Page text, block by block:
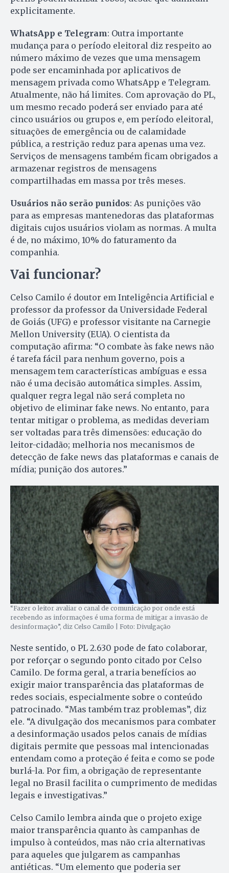
explicitamente.
WhatsApp e Telegram: Outra importante
mudança para o período eleitoral diz respeito ao
número máximo de vezes que uma mensagem
pode ser encaminhada por aplicativos de
mensagem privada como WhatsApp e Telegram.
Atualmente, não há limites. Com aprovação do PL,
um mesmo recado poderá ser enviado para até
cinco usuários ou grupos e, em período eleitoral,
situações de emergência ou de calamidade
pública, a restrição reduz para apenas uma vez.
Serviços de mensagens também ficam obrigados a
armazenar registros de mensagens
compartilhadas em massa por três meses.
Usuários não serão punidos: As punições vão
para as empresas mantenedoras das plataformas
digitais cujos usuários violam as normas. A multa
é de, no máximo, 10% do faturamento da
companhia.
Vai funcionar?
Celso Camilo é doutor em Inteligência Artificial e
professor da professor da Universidade Federal
de Goiás (UFG) e professor visitante na Carnegie
Mellon University (EUA). O cientista da
computação afirma: “O combate às fake news não
é tarefa fácil para nenhum governo, pois a
mensagem tem características ambíguas e essa
não é uma decisão automática simples. Assim,
qualquer regra legal não será completa no
objetivo de eliminar fake news. No entanto, para
tentar mitigar o problema, as medidas deveriam
ser voltadas para três dimensões: educação do
leitor-cidadão; melhoria nos mecanismos de
detecção de fake news das plataformas e canais de
mídia; punição dos autores.”
“Fazer o leitor avaliar o canal de comunicação por onde está
recebendo as informações é uma forma de mitigar a invasão de
desinformação”, diz Celso Camilo | Foto: Divulgação
Neste sentido, o PL 2.630 pode de fato colaborar,
por reforçar o segundo ponto citado por Celso
Camilo. De forma geral, a traria benefícios ao
exigir maior transparência das plataformas de
redes sociais, especialmente sobre o conteúdo
patrocinado. “Mas também traz problemas”, diz
ele. “A divulgação dos mecanismos para combater
a desinformação usados pelos canais de mídias
digitais permite que pessoas mal intencionadas
entendam como a proteção é feita e como se pode
burlá-la. Por fim, a obrigação de representante
legal no Brasil facilita o cumprimento de medidas
legais e investigativas.”
Celso Camilo lembra ainda que o projeto exige
maior transparência quanto às campanhas de
impulso à conteúdos, mas não cria alternativas
para aqueles que julgarem as campanhas
antiéticas. “Um elemento que poderia ser